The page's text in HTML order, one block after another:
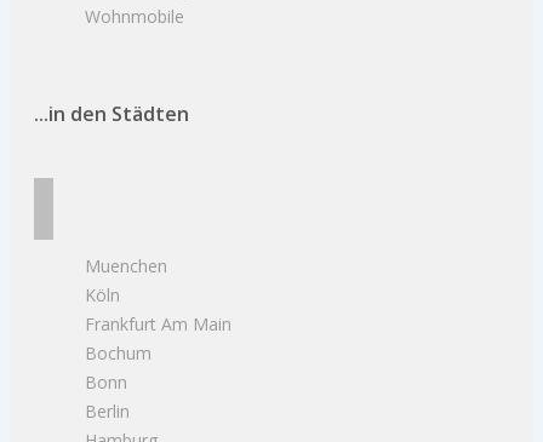
Wohnmobile
...in den Städten
Muenchen
Köln
Frankfurt Am Main
Bochum
Bonn
Berlin